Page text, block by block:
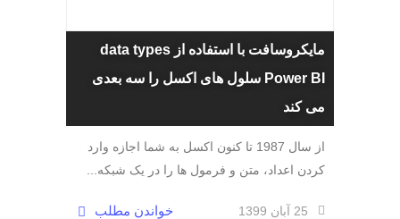
مایکروسافت با استفاده از data types
Power BI سلول های اکسل را سه بعدی
می کند
از سال 1987 تا کنون اکسل به شما اجازه وارد
کردن اعداد، متن و فرمول ها را در یک شبکه...
25 آبان 1399 خواندن مطلب